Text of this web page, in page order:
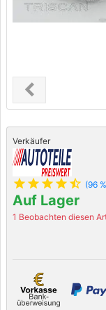
chevron_leftPrevious
Verkäufer
star star star star star_half (96
Auf Lager
1 Beobachten diesen